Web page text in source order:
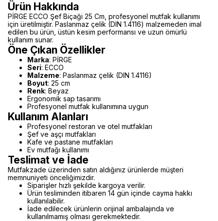
Ürün Hakkında
PİRGE ECCO Şef Biçaği 25 Cm, profesyonel mutfak kullanımı
için üretilmiştir. Paslanmaz çelik (DIN 1.4116) malzemeden imal
edilen bu ürün, üstün kesim performansı ve uzun ömürlü
kullanım sunar.
Öne Çıkan Özellikler
Marka: PİRGE
Seri: ECCO
Malzeme: Paslanmaz çelik (DIN 1.4116)
Boyut: 25 cm
Renk: Beyaz
Ergonomik sap tasarımı
Profesyonel mutfak kullanımına uygun
Kullanım Alanları
Profesyonel restoran ve otel mutfakları
Şef ve aşçı mutfakları
Kafe ve pastane mutfakları
Ev mutfağı kullanımı
Teslimat ve İade
Mutfakzade üzerinden satın aldığınız ürünlerde müşteri
memnuniyeti önceliğimizdir.
Siparişler hızlı şekilde kargoya verilir.
Ürün tesliminden itibaren 14 gün içinde cayma hakkı
kullanılabilir.
İade edilecek ürünlerin orijinal ambalajında ve
kullanılmamış olması gerekmektedir.